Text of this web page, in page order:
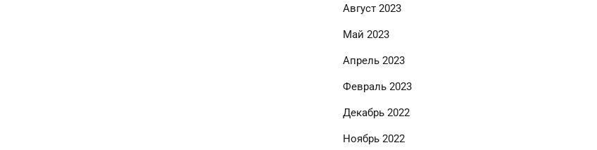
Август 2023
Май 2023
Апрель 2023
Февраль 2023
Декабрь 2022
Ноябрь 2022